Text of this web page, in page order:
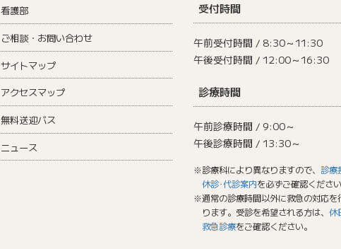
看護部
ご相談・お問い合わせ
サイトマップ
アクセスマップ
無料送迎バス
ニュース
受付時間
午前受付時間 / 8:30～11:30
午後受付時間 / 12:00～16:30
診療時間
午前診療時間 / 9:00～
午後診療時間 / 13:30～
※診療科により異なりますので、 診療
休診･代診案内を必ずご確認くださ
※通常の診療時間以外に救急の対応を
ります。受診を希望される方は、休
救急診療をご確認ください。